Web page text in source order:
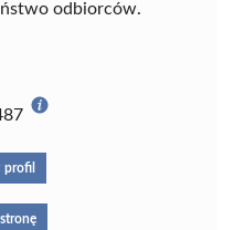
odbiorców.
profil